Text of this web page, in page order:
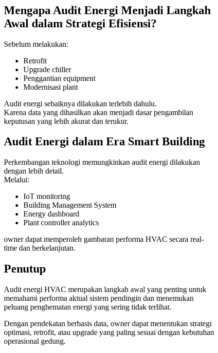
Mengapa Audit Energi Menjadi Langkah
Awal dalam Strategi Efisiensi?
Sebelum melakukan:
Retrofit
Upgrade chiller
Penggantian equipment
Modernisasi plant
Audit energi sebaiknya dilakukan terlebih dahulu.
Karena data yang dihasilkan akan menjadi dasar pengambilan
keputusan yang lebih akurat dan terukur.
Audit Energi dalam Era Smart Building
Perkembangan teknologi memungkinkan audit energi dilakukan
dengan lebih detail.
Melalui:
IoT monitoring
Building Management System
Energy dashboard
Plant controller analytics
owner dapat memperoleh gambaran performa HVAC secara real-
time dan berkelanjutan.
Penutup
Audit energi HVAC merupakan langkah awal yang penting untuk
memahami performa aktual sistem pendingin dan menemukan
peluang penghematan energi yang sering tidak terlihat.
Dengan pendekatan berbasis data, owner dapat menentukan strategi
optimasi, retrofit, atau upgrade yang paling sesuai dengan kebutuhan
operasional gedung.